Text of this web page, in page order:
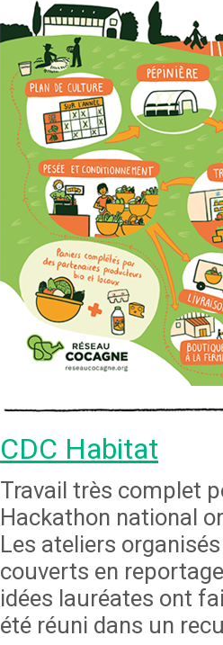
CDC Habitat
Travail très complet
Hackathon national
Les ateliers
couverts en
idées lauréates ont
été réuni dans un